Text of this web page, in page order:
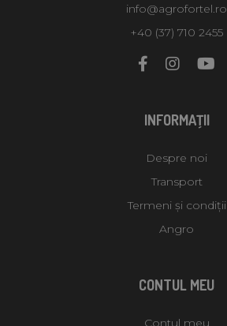
info@agrofortel.ro
+40 (37) 710 2455
INFORMAŢII
Despre noi
Transport
Termeni și condiții
Angro
CONTUL MEU
Contul meu